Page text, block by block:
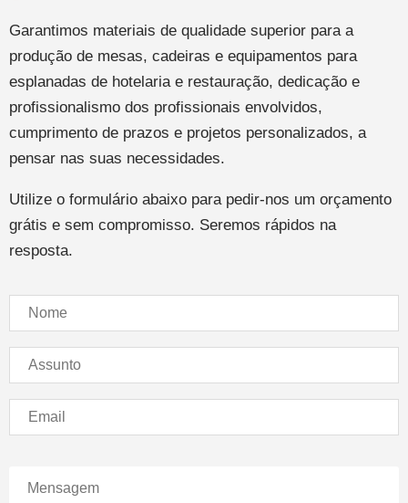
Garantimos materiais de qualidade superior para a
produção de mesas, cadeiras e equipamentos para
esplanadas de hotelaria e restauração, dedicação e
profissionalismo dos profissionais envolvidos,
cumprimento de prazos e projetos personalizados, a
pensar nas suas necessidades.
Utilize o formulário abaixo para pedir-nos um orçamento
grátis e sem compromisso. Seremos rápidos na
resposta.